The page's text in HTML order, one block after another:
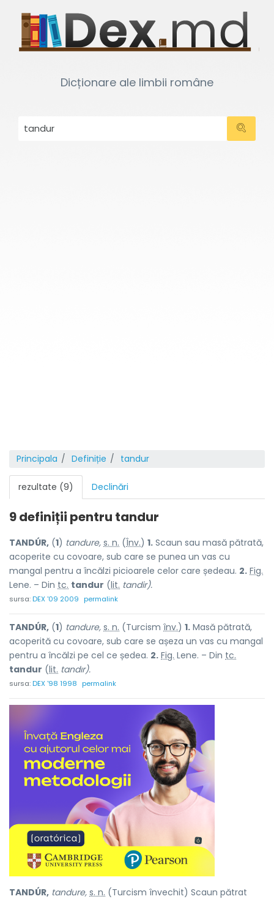
Dicționare ale limbii române
Principala Definiție tandur
rezultate (9) Declinări
9 definiții pentru tandur
TANDÚR, (1) tandure, s. n. (Înv.) 1. Scaun sau masă pătrată,
acoperite cu covoare, sub care se punea un vas cu
mangal pentru a încălzi picioarele celor care ședeau. 2. Fig.
Lene. – Din tc. tandur (lit. tandir).
sursa:DEX '09 2009 permalink
TANDÚR, (1) tandure, s. n. (Turcism înv.) 1. Masă pătrată,
acoperită cu covoare, sub care se așeza un vas cu mangal
pentru a încălzi pe cel ce ședea. 2. Fig. Lene. – Din tc.
tandur (lit. tandır).
sursa:DEX '98 1998 permalink
TANDÚR, tandure, s. n. (Turcism învechit) Scaun pătrat